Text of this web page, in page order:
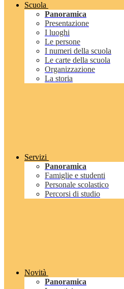
Scuola
Panoramica
Presentazione
I luoghi
Le persone
I numeri della scuola
Le carte della scuola
Organizzazione
La storia
Servizi
Panoramica
Famiglie e studenti
Personale scolastico
Percorsi di studio
Novità
Panoramica